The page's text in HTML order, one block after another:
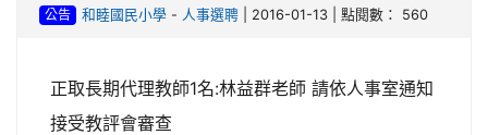
公告 和睦國民小學- 人事選聘| 2016-01-13 | 點閱數： 560
正取長期代理教師1名:林益群老師 請依人事室通知
接受教評會審查